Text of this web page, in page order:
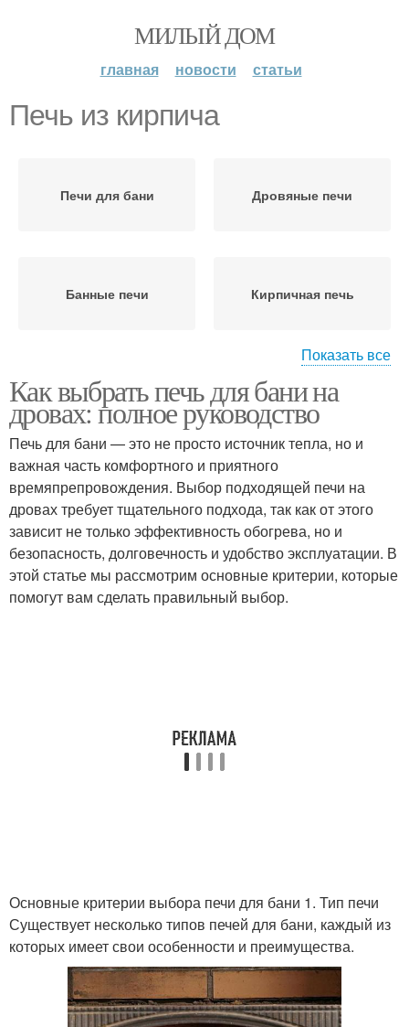
МИЛЫЙ ДОМ
главная новости статьи
Печь из кирпича
Печи для бани Дровяные печи
Банные печи Кирпичная печь
Печь для бани Каменная печь
Кирпичные печи
Печи для каркасной
бани
Банная печь
Печь с закрытой
каменкой
Показать все
Как выбрать печь для бани на
дровах: полное руководство
Печь для бани — это не просто источник тепла, но и
важная часть комфортного и приятного
времяпрепровождения. Выбор подходящей печи на
дровах требует тщательного подхода, так как от этого
зависит не только эффективность обогрева, но и
безопасность, долговечность и удобство эксплуатации. В
этой статье мы рассмотрим основные критерии, которые
помогут вам сделать правильный выбор.
Основные критерии выбора печи для бани 1. Тип печи
Существует несколько типов печей для бани, каждый из
которых имеет свои особенности и преимущества.